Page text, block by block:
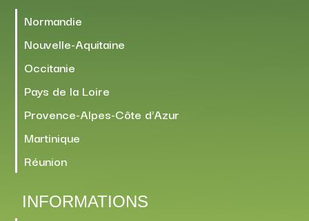
Normandie
Nouvelle-Aquitaine
Occitanie
Pays de la Loire
Provence-Alpes-Côte d’Azur
Martinique
Réunion
INFORMATIONS